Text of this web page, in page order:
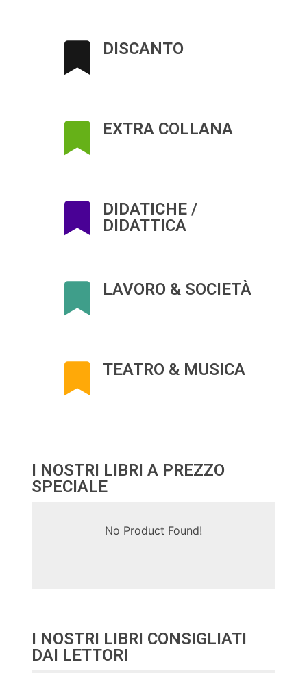
DISCANTO
EXTRA COLLANA
DIDATICHE /
DIDATTICA
LAVORO & SOCIETÀ
TEATRO & MUSICA
I NOSTRI LIBRI A PREZZO
SPECIALE
No Product Found!
I NOSTRI LIBRI CONSIGLIATI
DAI LETTORI